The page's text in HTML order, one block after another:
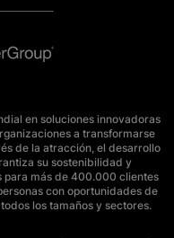
en soluciones innovadoras
a transformarse
de la atracción, el desarrollo
su sostenibilidad y
para más de 400.000 clientes
con oportunidades de
los tamaños y sectores.